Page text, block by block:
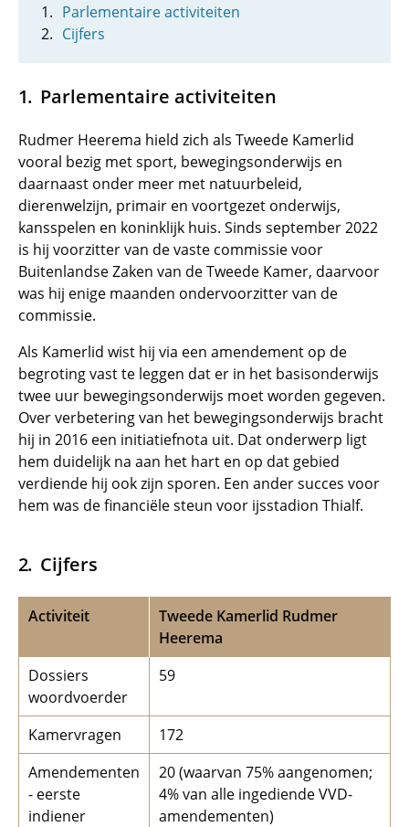
Parlementaire activiteiten
Cijfers
Parlementaire activiteiten
Rudmer Heerema hield zich als Tweede Kamerlid
vooral bezig met sport, bewegingsonderwijs en
daarnaast onder meer met natuurbeleid,
dierenwelzijn, primair en voortgezet onderwijs,
kansspelen en koninklijk huis. Sinds september 2022
is hij voorzitter van de vaste commissie voor
Buitenlandse Zaken van de Tweede Kamer, daarvoor
was hij enige maanden ondervoorzitter van de
commissie.
Als Kamerlid wist hij via een amendement op de
begroting vast te leggen dat er in het basisonderwijs
twee uur bewegingsonderwijs moet worden gegeven.
Over verbetering van het bewegingsonderwijs bracht
hij in 2016 een initiatiefnota uit. Dat onderwerp ligt
hem duidelijk na aan het hart en op dat gebied
verdiende hij ook zijn sporen. Een ander succes voor
hem was de financiële steun voor ijsstadion Thialf.
Cijfers
Activiteit
Tweede Kamerlid Rudmer
Heerema
Dossiers
woordvoerder
59
Kamervragen
172
Amendementen
- eerste
indiener
20 (waarvan 75% aangenomen;
4% van alle ingediende VVD-
amendementen)